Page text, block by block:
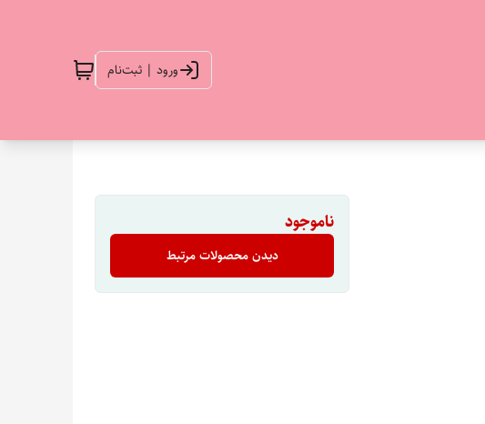
ورود | ثبت‌نام
ناموجود
دیدن محصولات مرتبط